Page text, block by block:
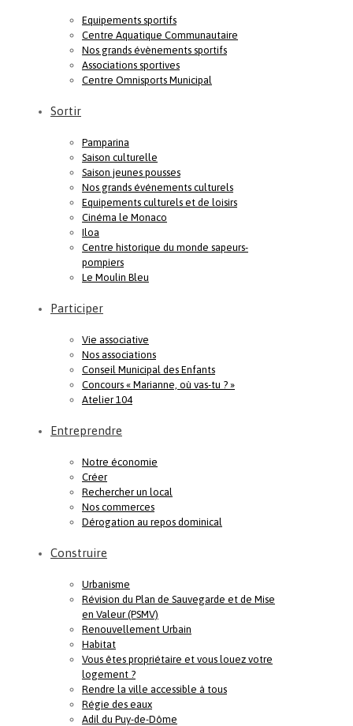
Equipements sportifs
Centre Aquatique Communautaire
Nos grands évènements sportifs
Associations sportives
Centre Omnisports Municipal
Sortir
Pamparina
Saison culturelle
Saison jeunes pousses
Nos grands événements culturels
Equipements culturels et de loisirs
Cinéma le Monaco
Iloa
Centre historique du monde sapeurs-
pompiers
Le Moulin Bleu
Participer
Vie associative
Nos associations
Conseil Municipal des Enfants
Concours « Marianne, où vas-tu ? »
Atelier 104
Entreprendre
Notre économie
Créer
Rechercher un local
Nos commerces
Dérogation au repos dominical
Construire
Urbanisme
Révision du Plan de Sauvegarde et de Mise
en Valeur (PSMV)
Renouvellement Urbain
Habitat
Vous êtes propriétaire et vous louez votre
logement ?
Rendre la ville accessible à tous
Régie des eaux
Adil du Puy-de-Dôme